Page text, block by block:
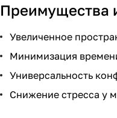
Преимущества
Увеличенное
Минимизация
Универсальность
Снижение стресса у